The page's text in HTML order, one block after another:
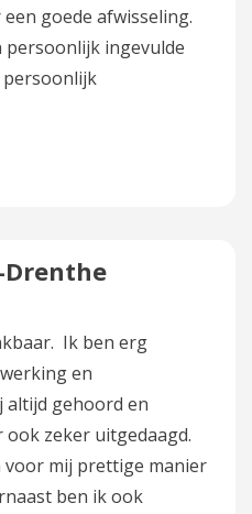
goede afwisseling.
persoonlijk ingevulde
Ik ben erg
en
altijd gehoord en
zeker uitgedaagd.
voor mij prettige manier
ben ik ook